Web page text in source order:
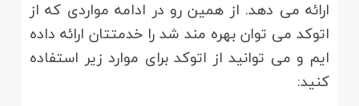
ارائه می دهد. از همین رو در ادامه مواردی که از
اتوکد می توان بهره مند شد را خدمتتان ارائه داده
ایم و می توانید از اتوکد برای موارد زیر استفاده
کنید: